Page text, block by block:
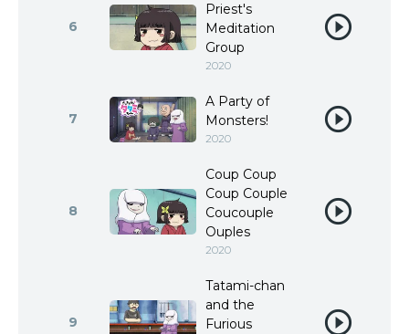
6
Priest's
Meditation
Group
2020
7
A Party of
Monsters!
2020
8
Coup Coup
Coup Couple
Coucouple
Ouples
2020
9
Tatami-chan
and the
Furious